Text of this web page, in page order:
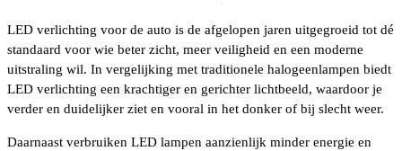
LED verlichting voor de auto is de afgelopen jaren uitgegroeid tot dé
standaard voor wie beter zicht, meer veiligheid en een moderne
uitstraling wil. In vergelijking met traditionele halogeenlampen biedt
LED verlichting een krachtiger en gerichter lichtbeeld, waardoor je
verder en duidelijker ziet en vooral in het donker of bij slecht weer.
Daarnaast verbruiken LED lampen aanzienlijk minder energie en